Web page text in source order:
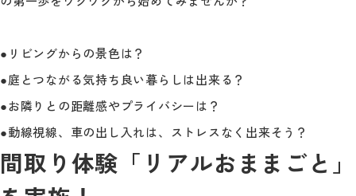
●リビングからの景色は？
●庭とつながる気持ち良い暮らしは出来る？
●お隣りとの距離感やプライバシーは？
●動線視線、車の出し入れは、ストレスなく出来そう？
間取り体験「リアルおままごと」